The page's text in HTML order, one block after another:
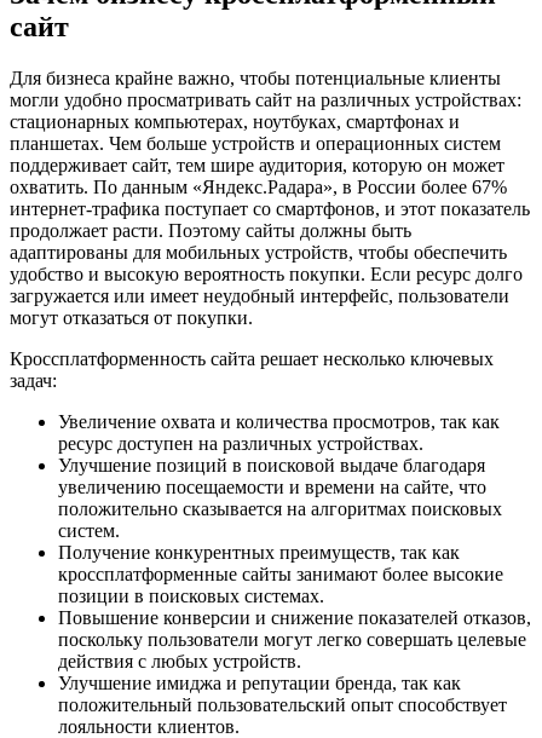
сайт
Для бизнеса крайне важно, чтобы потенциальные клиенты
могли удобно просматривать сайт на различных устройствах:
стационарных компьютерах, ноутбуках, смартфонах и
планшетах. Чем больше устройств и операционных систем
поддерживает сайт, тем шире аудитория, которую он может
охватить. По данным «Яндекс.Радара», в России более 67%
интернет-трафика поступает со смартфонов, и этот показатель
продолжает расти. Поэтому сайты должны быть
адаптированы для мобильных устройств, чтобы обеспечить
удобство и высокую вероятность покупки. Если ресурс долго
загружается или имеет неудобный интерфейс, пользователи
могут отказаться от покупки.
Кроссплатформенность сайта решает несколько ключевых
задач:
Увеличение охвата и количества просмотров, так как
ресурс доступен на различных устройствах.
Улучшение позиций в поисковой выдаче благодаря
увеличению посещаемости и времени на сайте, что
положительно сказывается на алгоритмах поисковых
систем.
Получение конкурентных преимуществ, так как
кроссплатформенные сайты занимают более высокие
позиции в поисковых системах.
Повышение конверсии и снижение показателей отказов,
поскольку пользователи могут легко совершать целевые
действия с любых устройств.
Улучшение имиджа и репутации бренда, так как
положительный пользовательский опыт способствует
лояльности клиентов.